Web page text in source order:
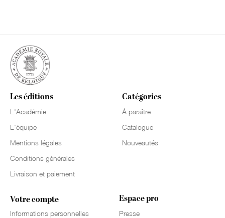
Les éditions
L'Académie
L'équipe
Mentions légales
Conditions générales
Livraison et paiement
Catégories
À paraître
Catalogue
Nouveautés
Votre compte
Informations personnelles
Espace pro
Presse